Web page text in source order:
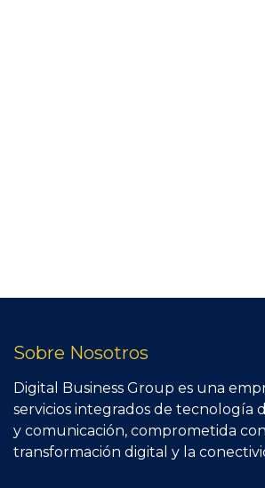
Sobre Nosotros
Digital Business Group es una
servicios integrados de tecnología
y comunicación, comprometida
transformación digital y la